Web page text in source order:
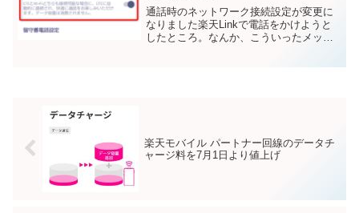
通話時のネットワーク接続設定が変更に
なりました楽天Linkで電話をかけようと
したところ。なんか、こういったメッセ
楽天モバイル パートナー回線のデータチ
ャージ料を7月1日より値上げ